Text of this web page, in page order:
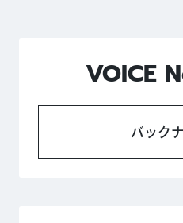
VOICE
バック